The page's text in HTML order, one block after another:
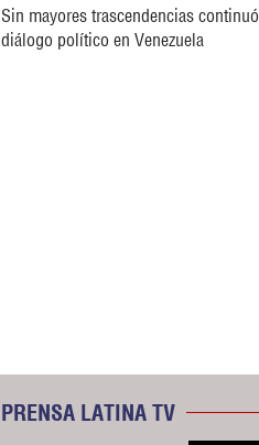
Sin mayores trascendencias continuó
diálogo político en Venezuela
PRENSA LATINA TV